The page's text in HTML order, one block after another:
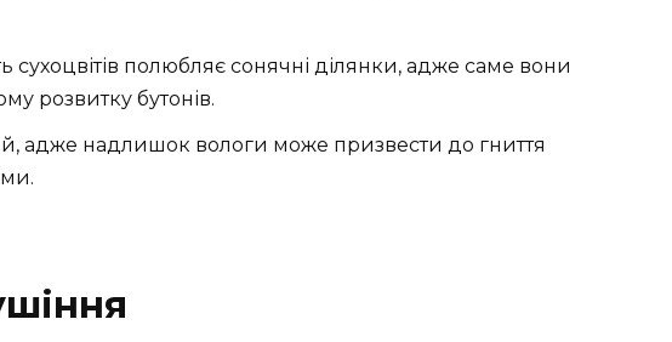
сухоцвітів полюбляє сонячні ділянки, адже саме вони
розвитку бутонів.
адже надлишок вологи може призвести до гниття